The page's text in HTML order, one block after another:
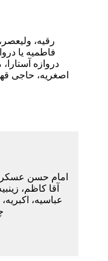
رقیه،
فاطمیه یا
دروازه
اصغریه، حاجی
امام حسن
آقا کاظم،
عباسیه،